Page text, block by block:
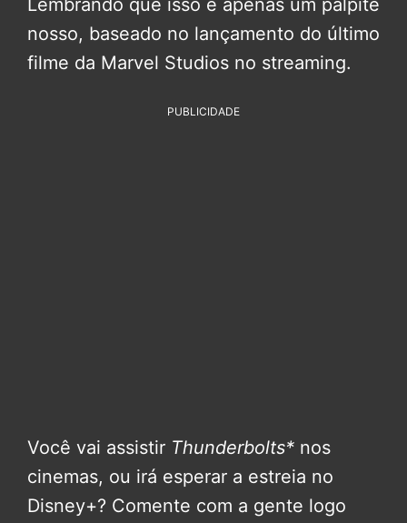
Lembrando que isso é apenas um palpite
nosso, baseado no lançamento do último
filme da Marvel Studios no streaming.
PUBLICIDADE
Você vai assistir Thunderbolts* nos
cinemas, ou irá esperar a estreia no
Disney+? Comente com a gente logo